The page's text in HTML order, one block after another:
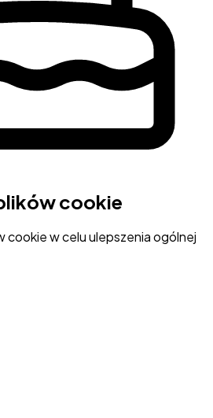
cookie
cookie w celu ulepszenia ogólnej